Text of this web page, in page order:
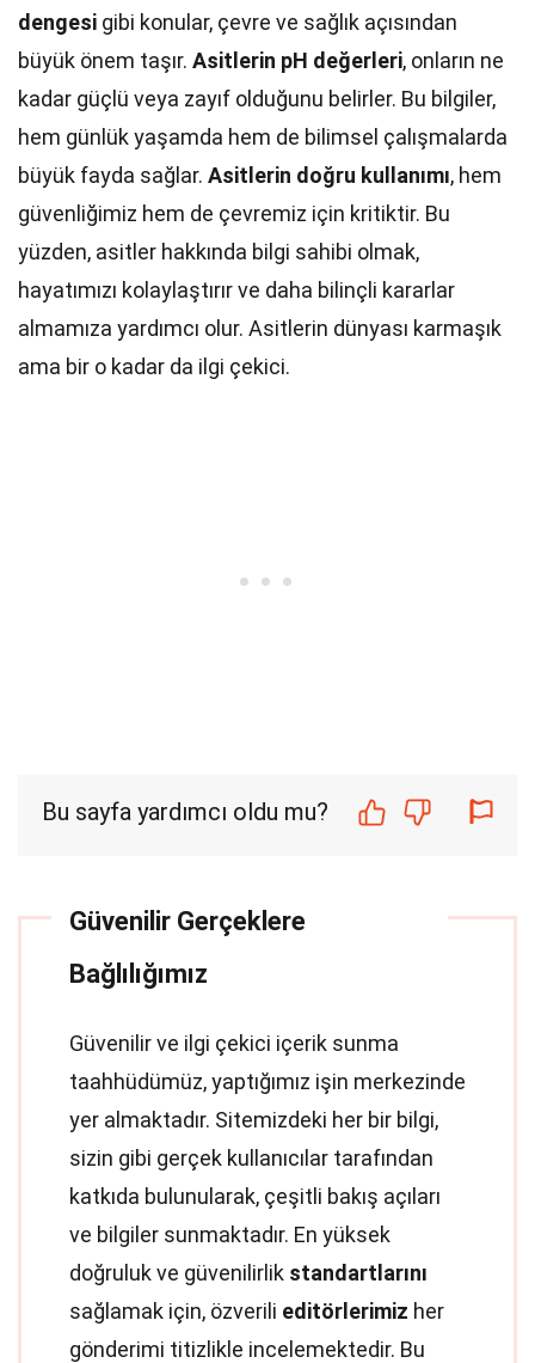
dengesi gibi konular, çevre ve sağlık açısından
büyük önem taşır. Asitlerin pH değerleri, onların ne
kadar güçlü veya zayıf olduğunu belirler. Bu bilgiler,
hem günlük yaşamda hem de bilimsel çalışmalarda
büyük fayda sağlar. Asitlerin doğru kullanımı, hem
güvenliğimiz hem de çevremiz için kritiktir. Bu
yüzden, asitler hakkında bilgi sahibi olmak,
hayatımızı kolaylaştırır ve daha bilinçli kararlar
almamıza yardımcı olur. Asitlerin dünyası karmaşık
ama bir o kadar da ilgi çekici.
Bu sayfa yardımcı oldu mu?
Güvenilir Gerçeklere
Bağlılığımız
Güvenilir ve ilgi çekici içerik sunma
taahhüdümüz, yaptığımız işin merkezinde
yer almaktadır. Sitemizdeki her bir bilgi,
sizin gibi gerçek kullanıcılar tarafından
katkıda bulunularak, çeşitli bakış açıları
ve bilgiler sunmaktadır. En yüksek
doğruluk ve güvenilirlik standartlarını
sağlamak için, özverili editörlerimiz her
gönderimi titizlikle incelemektedir. Bu